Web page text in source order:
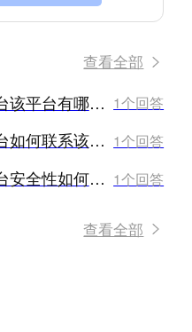
查看全部
众安科技智能营销平台该平台有哪些常见的使用问题需要注意？ 1个回答
众安科技智能营销平台如何联系该平台的客户服务团队？ 1个回答
众安科技智能营销平台安全性如何保障？有没有泄露客户信息的风险？ 1个回答
查看全部